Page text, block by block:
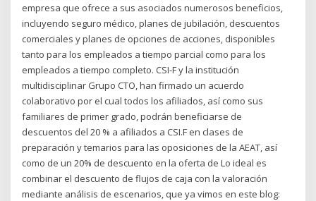
empresa que ofrece a sus asociados numerosos beneficios,
incluyendo seguro médico, planes de jubilación, descuentos
comerciales y planes de opciones de acciones, disponibles
tanto para los empleados a tiempo parcial como para los
empleados a tiempo completo. CSI-F y la institución
multidisciplinar Grupo CTO, han firmado un acuerdo
colaborativo por el cual todos los afiliados, así como sus
familiares de primer grado, podrán beneficiarse de
descuentos del 20 % a afiliados a CSI.F en clases de
preparación y temarios para las oposiciones de la AEAT, así
como de un 20% de descuento en la oferta de Lo ideal es
combinar el descuento de flujos de caja con la valoración
mediante análisis de escenarios, que ya vimos en este blog: